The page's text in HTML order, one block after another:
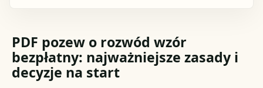
PDF pozew o rozwód wzór
bezpłatny: najważniejsze zasady i
decyzje na start